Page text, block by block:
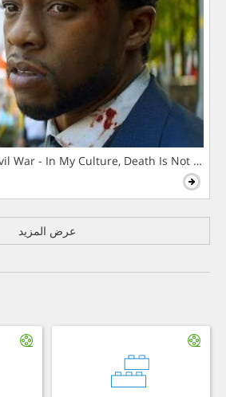
War - In My Culture, Death Is Not The
عرض المزيد